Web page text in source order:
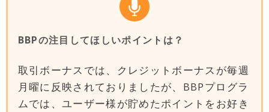
BBPの注目してほしいポイントは？
取引ボーナスでは、クレジットボーナスが毎週
月曜に反映されておりましたが、BBPプログラ
ムでは、ユーザー様が貯めたポイントをお好き